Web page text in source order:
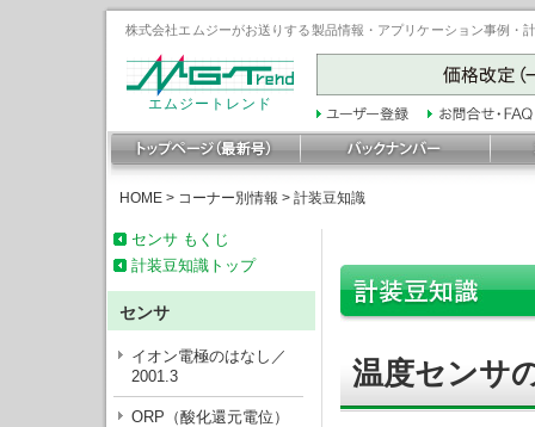
株式会社エムジーがお送りする製品情報・アプリケーション事例
エムジートレンド
HOME > コーナー別情報 > 計装豆知識
センサ もくじ
計装豆知識トップ
センサ
イオン電極のはなし／
2001.3
ORP（酸化還元電位）
温度センサ